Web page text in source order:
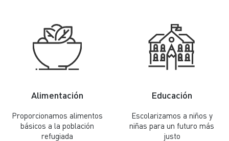
Alimentación
Proporcionamos alimentos
básicos a la población
refugiada
Educación
Escolarizamos a niños y
niñas para un futuro más
justo